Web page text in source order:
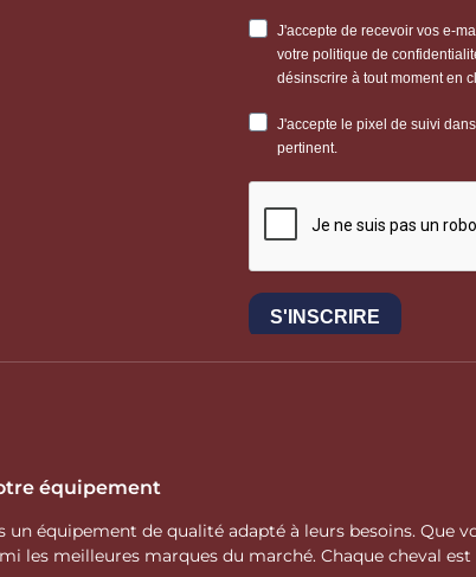
équipement
équipement de qualité adapté à leurs besoins. Que
meilleures marques du marché. Chaque cheval